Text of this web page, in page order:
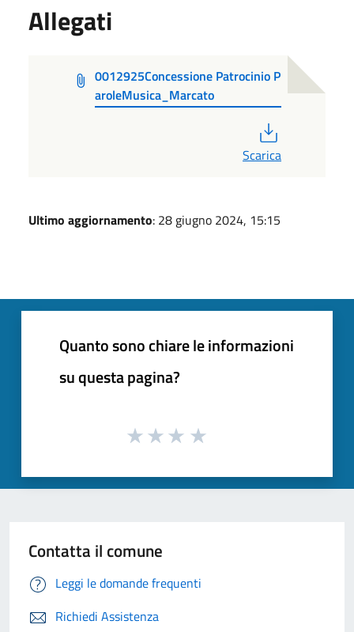
Allegati
0012925Concessione Patrocinio P
aroleMusica_Marcato
Scarica
Ultimo aggiornamento: 28 giugno 2024, 15:15
Quanto sono chiare le informazioni
su questa pagina?
Contatta il comune
Leggi le domande frequenti
Richiedi Assistenza